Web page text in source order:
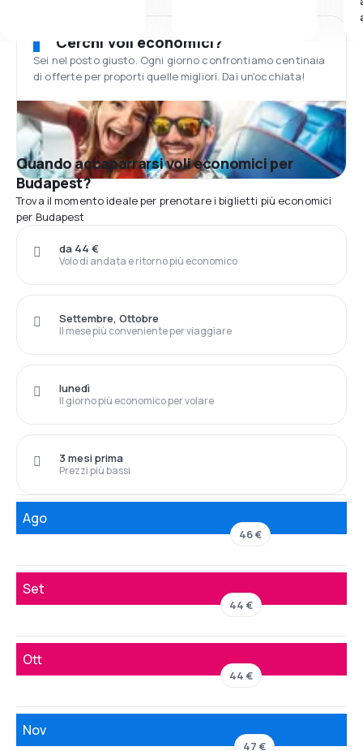
Cerchi voli economici?
Sei nel posto giusto. Ogni giorno confrontiamo centinaia
di offerte per proporti quelle migliori. Dai un'occhiata!
Quando accaparrarsi voli economici per
Budapest?
Trova il momento ideale per prenotare i biglietti più economici
per Budapest
Volo di andata e ritorno più economico
da 44 €
Il mese più conveniente per viaggiare
Settembre, Ottobre
Il giorno più economico per volare
lunedì
Prezzi più bassi
3 mesi prima
Ago
46 €
Set
44 €
Ott
44 €
Nov
47 €